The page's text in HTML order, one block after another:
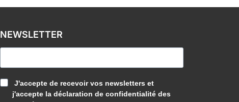
NEWSLETTER
J'accepte de recevoir vos newsletters et
j'accepte la déclaration de confidentialité des